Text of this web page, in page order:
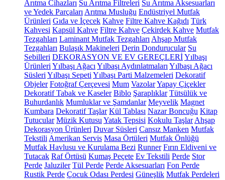
Arıtma Cihazları Su Arıtma Filtreleri Su Arıtma Aksesuarları
ve Yedek Parçaları Arıtma Musluğu Endüstriyel Mutfak
Ürünleri Gıda ve İçecek Kahve Filtre Kahve Kağıdı Türk
Kahvesi Kapsül Kahve Filtre Kahve Çekirdek Kahve Mutfak
Tezgahları Laminant Mutfak Tezgahları Ahşap Mutfak
Tezgahları Bulaşık Makineleri Derin Dondurucular Su
Sebilleri DEKORASYON VE EV GEREÇLERİYılbaşı
Ürünleri Yılbaşı Ağacı Yılbaşı Aydınlatmaları Yılbaşı Ağacı
Süsleri Yılbaşı Sepeti Yılbaşı Parti Malzemeleri Dekoratif
Objeler Fotoğraf Çerçevesi Mum VazolarYapay Çiçekler
Dekoratif Tabak ve Kaseler Biblo Şaraplıklar Tütsülük ve
Buhurdanlık Mumluklar ve Şamdanlar Meyvelik Magnet
Kumbara Dekoratif Taşlar Kül Tablası Nazar Boncuğu Kitap
Tutucular Müzik Kutusu Yatak Tepsisi Kokulu Taşlar Ahşap
Dekorasyon Ürünleri Duvar Süsleri Cansız Manken Mutfak
Tekstili Amerikan Servis Masa Örtüleri Mutfak Önlüğü
Mutfak Havlusu ve Kurulama Bezi Runner Fırın Eldiveni ve
Tutacak Raf Örtüsü Kumaş Peçete Ev Tekstili Perde Stor
Perde Jaluziler Tül Perde Perde Aksesuarları Fon Perde
Rustik Perde Çocuk Odası Perdesi Güneşlik Mutfak Perdeleri